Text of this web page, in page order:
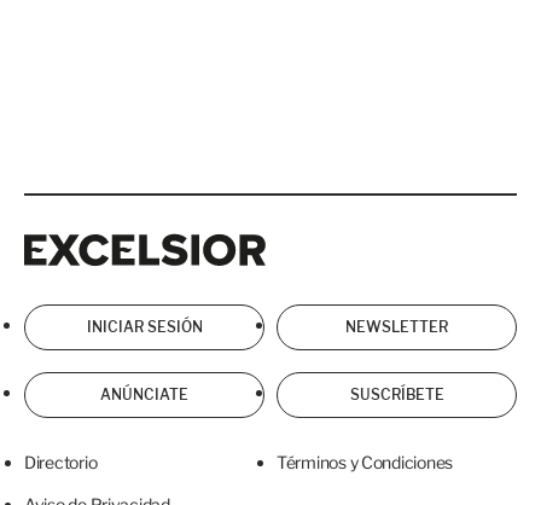
INICIAR SESIÓN NEWSLETTER
ANÚNCIATE SUSCRÍBETE
Directorio Términos y Condiciones